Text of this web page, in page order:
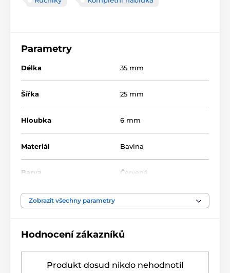
Parametry
Délka 35 mm
Šířka 25 mm
Hloubka 6 mm
Materiál Bavlna
Barva Červená
Zobrazit všechny parametry
Hodnocení zákazníků
Produkt dosud nikdo nehodnotil